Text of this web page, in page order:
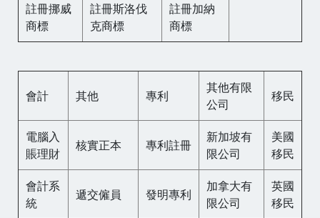
註冊挪威
商標
註冊斯洛伐
克商標
註冊加納
商標
會計 其他 專利
其他有限
公司
移民
電腦入
賬理財
核實正本 專利註冊
新加坡有
限公司
美國
移民
會計系
統
遞交僱員 發明專利
加拿大有
限公司
英國
移民